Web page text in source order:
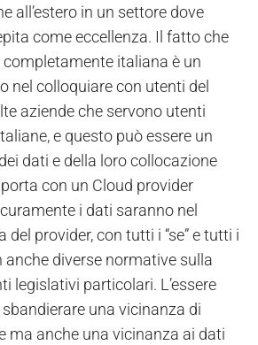
all’estero in un settore dove
come eccellenza. Il fatto che
completamente italiana è un
nel colloquiare con utenti del
aziende che servono utenti
e questo può essere un
dati e della loro collocazione
con un Cloud provider
i dati saranno nel
del provider, con tutti i “se” e tutti i
anche diverse normative sulla
legislativi particolari. L’essere
una vicinanza di
ma anche una vicinanza ai dati